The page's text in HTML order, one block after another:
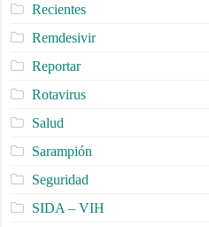
Recientes
Remdesivir
Reportar
Rotavirus
Salud
Sarampión
Seguridad
SIDA – VIH